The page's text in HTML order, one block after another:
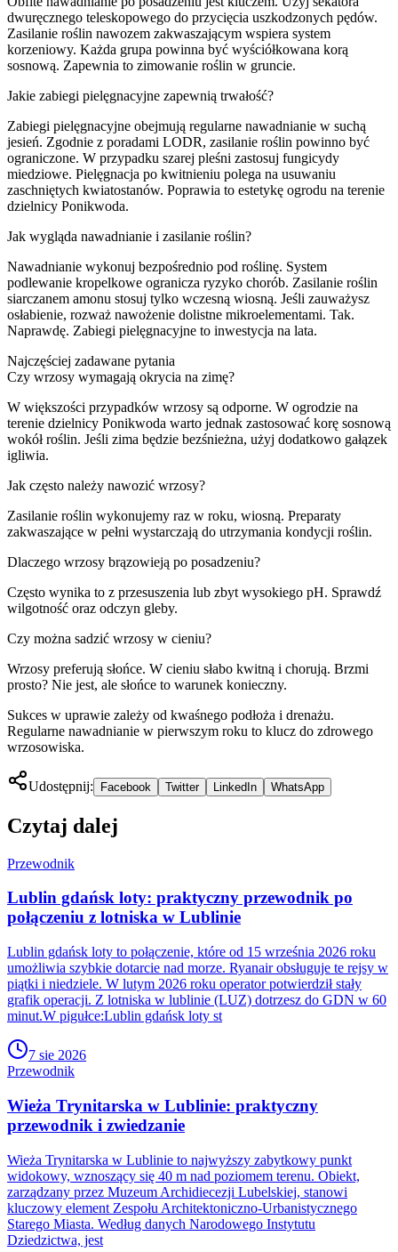
dwuręcznego teleskopowego do przycięcia uszkodzonych pędów.
Zasilanie roślin nawozem zakwaszającym wspiera system
korzeniowy. Każda grupa powinna być wyściółkowana korą
sosnową. Zapewnia to zimowanie roślin w gruncie.
Jakie zabiegi pielęgnacyjne zapewnią trwałość?
Zabiegi pielęgnacyjne obejmują regularne nawadnianie w suchą
jesień. Zgodnie z poradami LODR, zasilanie roślin powinno być
ograniczone. W przypadku szarej pleśni zastosuj fungicydy
miedziowe. Pielęgnacja po kwitnieniu polega na usuwaniu
zaschniętych kwiatostanów. Poprawia to estetykę ogrodu na terenie
dzielnicy Ponikwoda.
Jak wygląda nawadnianie i zasilanie roślin?
Nawadnianie wykonuj bezpośrednio pod roślinę. System
podlewanie kropelkowe ogranicza ryzyko chorób. Zasilanie roślin
siarczanem amonu stosuj tylko wczesną wiosną. Jeśli zauważysz
osłabienie, rozważ nawożenie dolistne mikroelementami. Tak.
Naprawdę. Zabiegi pielęgnacyjne to inwestycja na lata.
Najczęściej zadawane pytania
Czy wrzosy wymagają okrycia na zimę?
W większości przypadków wrzosy są odporne. W ogrodzie na
terenie dzielnicy Ponikwoda warto jednak zastosować korę sosnową
wokół roślin. Jeśli zima będzie bezśnieżna, użyj dodatkowo gałązek
igliwia.
Jak często należy nawozić wrzosy?
Zasilanie roślin wykonujemy raz w roku, wiosną. Preparaty
zakwaszające w pełni wystarczają do utrzymania kondycji roślin.
Dlaczego wrzosy brązowieją po posadzeniu?
Często wynika to z przesuszenia lub zbyt wysokiego pH. Sprawdź
wilgotność oraz odczyn gleby.
Czy można sadzić wrzosy w cieniu?
Wrzosy preferują słońce. W cieniu słabo kwitną i chorują. Brzmi
prosto? Nie jest, ale słońce to warunek konieczny.
Sukces w uprawie zależy od kwaśnego podłoża i drenażu.
Regularne nawadnianie w pierwszym roku to klucz do zdrowego
wrzosowiska.
Udostępnij: Facebook Twitter LinkedIn WhatsApp
Czytaj dalej
Przewodnik
Lublin gdańsk loty: praktyczny przewodnik po
połączeniu z lotniska w Lublinie
Lublin gdańsk loty to połączenie, które od 15 września 2026 roku
umożliwia szybkie dotarcie nad morze. Ryanair obsługuje te rejsy w
piątki i niedziele. W lutym 2026 roku operator potwierdził stały
grafik operacji. Z lotniska w lublinie (LUZ) dotrzesz do GDN w 60
minut.W pigułce:Lublin gdańsk loty st
7 sie 2026
Przewodnik
Wieża Trynitarska w Lublinie: praktyczny
przewodnik i zwiedzanie
Wieża Trynitarska w Lublinie to najwyższy zabytkowy punkt
widokowy, wznoszący się 40 m nad poziomem terenu. Obiekt,
zarządzany przez Muzeum Archidiecezji Lubelskiej, stanowi
kluczowy element Zespołu Architektoniczno-Urbanistycznego
Starego Miasta. Według danych Narodowego Instytutu
Dziedzictwa, jest